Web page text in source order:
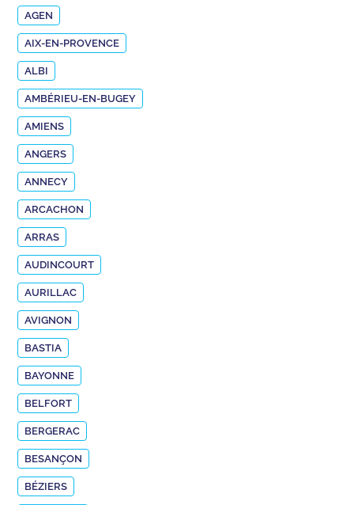
AGEN
AIX-EN-PROVENCE
ALBI
AMBÉRIEU-EN-BUGEY
AMIENS
ANGERS
ANNECY
ARCACHON
ARRAS
AUDINCOURT
AURILLAC
AVIGNON
BASTIA
BAYONNE
BELFORT
BERGERAC
BESANÇON
BÉZIERS